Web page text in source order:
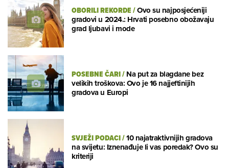
OBORILI REKORDE/Ovo su najposjećeniji
gradovi u 2024.: Hrvati posebno obožavaju
grad ljubavi i mode
POSEBNE ČARI/Na put za blagdane bez
velikih troškova: Ovo je 16 najjeftinijih
gradova u Europi
SVJEŽI PODACI/10 najatraktivnijih gradova
na svijetu: Iznenađuje li vas poredak? Ovo su
kriteriji